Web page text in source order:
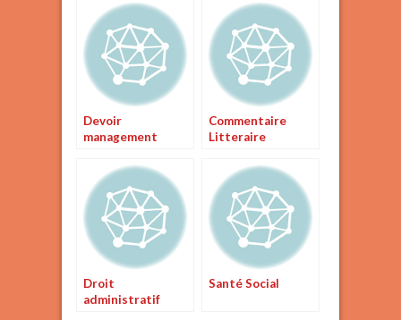
Devoir
management
Commentaire
Litteraire
Droit
administratif
Santé Social